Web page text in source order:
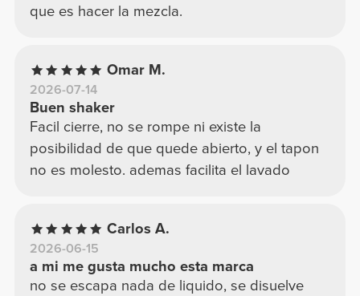
que es hacer la mezcla.
Omar M.
2026-07-14
Buen shaker
Facil cierre, no se rompe ni existe la
posibilidad de que quede abierto, y el tapon
no es molesto. ademas facilita el lavado
Carlos A.
2026-06-15
a mi me gusta mucho esta marca
no se escapa nada de liquido, se disuelve